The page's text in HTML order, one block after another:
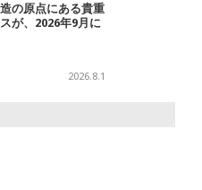
の原点にある貴重
が、2026年9月に
2026.8.1